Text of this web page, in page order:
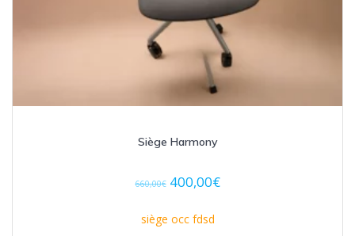
Siège Harmony
660,00€ 400,00€
siège occ fdsd